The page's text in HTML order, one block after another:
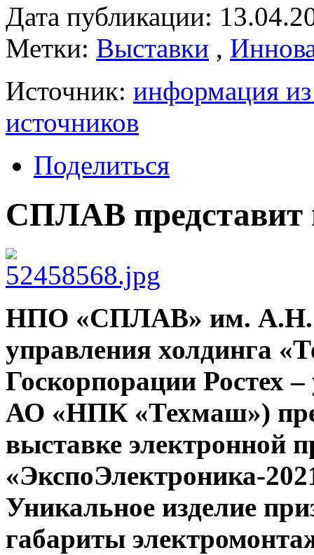
Дата публикации:
Метки: Выставки ,
Источник: информация
источников
Поделиться
СПЛАВ представит
НПО «СПЛАВ» им. А.Н.
управления холдинга
Госкорпорации Ростех
АО «НПК «Техмаш»)
выставке электронной
«ЭкспоЭлектроника-
Уникальное изделие
габариты